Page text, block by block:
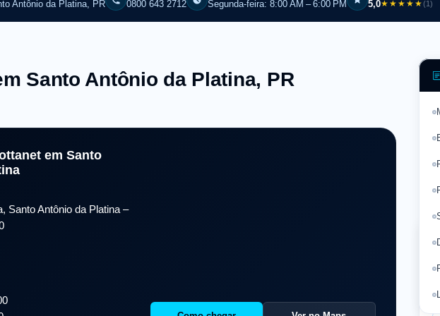
Antônio da Platina, PR 0800 643 2712 Segunda-feira: 8:00 AM – 6:00 PM 5,0★★★★★(1)
Santo Antônio da Platina, PR
em Santo
Santo Antônio da Platina –